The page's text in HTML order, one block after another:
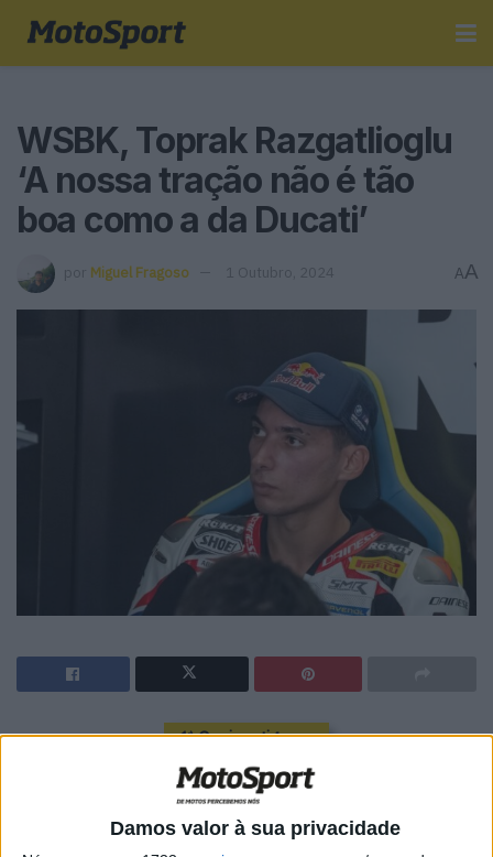
Damos valor à sua privacidade
WSBK, Toprak Razgatlioglu
‘A nossa tração não é tão
boa como a da Ducati’
por Miguel Fragoso 1 Outubro, 2024 AA
🔊 Ouvir artigo
A BMW regressou ao Campeonato do Mundo de
Superbike em 2019 e, desde então, lançou três modelos
de homologação, o atual em fevereiro de 2023. Este ano,